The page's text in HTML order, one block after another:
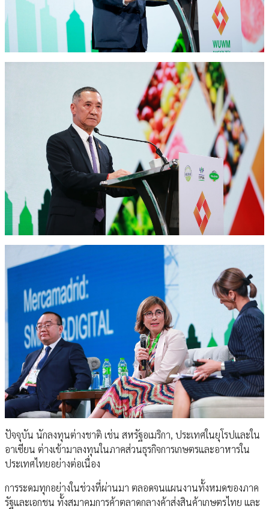
ปัจจุบัน นักลงทุนต่างชาติ เช่น สหรัฐอเมริกา, ประเทศในยุโรปและใน
อาเซียน ต่างเข้ามาลงทุนในภาคส่วนธุรกิจการเกษตรและอาหารใน
ประเทศไทยอย่างต่อเนื่อง
การระดมทุกอย่างในช่วงที่ผ่านมา ตลอดจนแผนงานทั้งหมดของภาค
รัฐและเอกชน ทั้งสมาคมการค้าตลาดกลางค้าส่งสินค้าเกษตรไทย และ